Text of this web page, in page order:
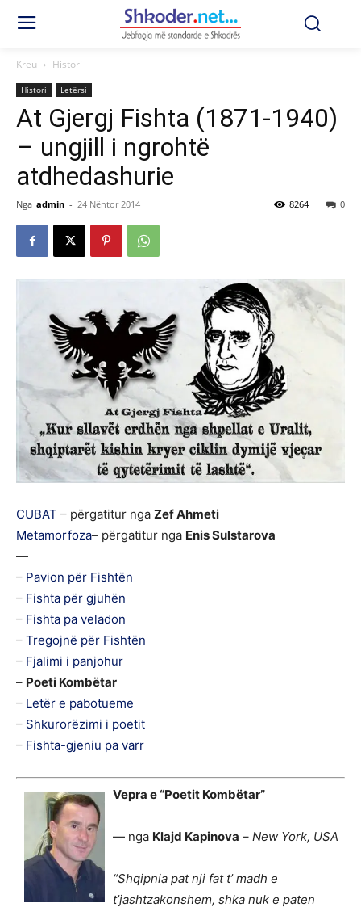
Kreu Histori
Histori Letërsi
At Gjergj Fishta (1871-1940)
– ungjill i ngrohtë
atdhedashurie
Nga admin - 24 Nëntor 2014 0
8264
CUBAT – përgatitur nga Zef Ahmeti
Metamorfoza– përgatitur nga Enis Sulstarova
—
– Pavion për Fishtën
– Fishta për gjuhën
– Fishta pa veladon
– Tregojnë për Fishtën
– Fjalimi i panjohur
– Poeti Kombëtar
– Letër e pabotueme
– Shkurorëzimi i poetit
– Fishta-gjeniu pa varr
Vepra e “Poetit Kombëtar”
— nga Klajd Kapinova – New York, USA
“Shqipnia pat nji fat t’ madh e
t’jashtzakonshem, shka nuk e paten